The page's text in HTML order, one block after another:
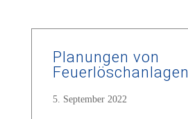
Planungen von
Feuerlöschanlagen
5. September 2022